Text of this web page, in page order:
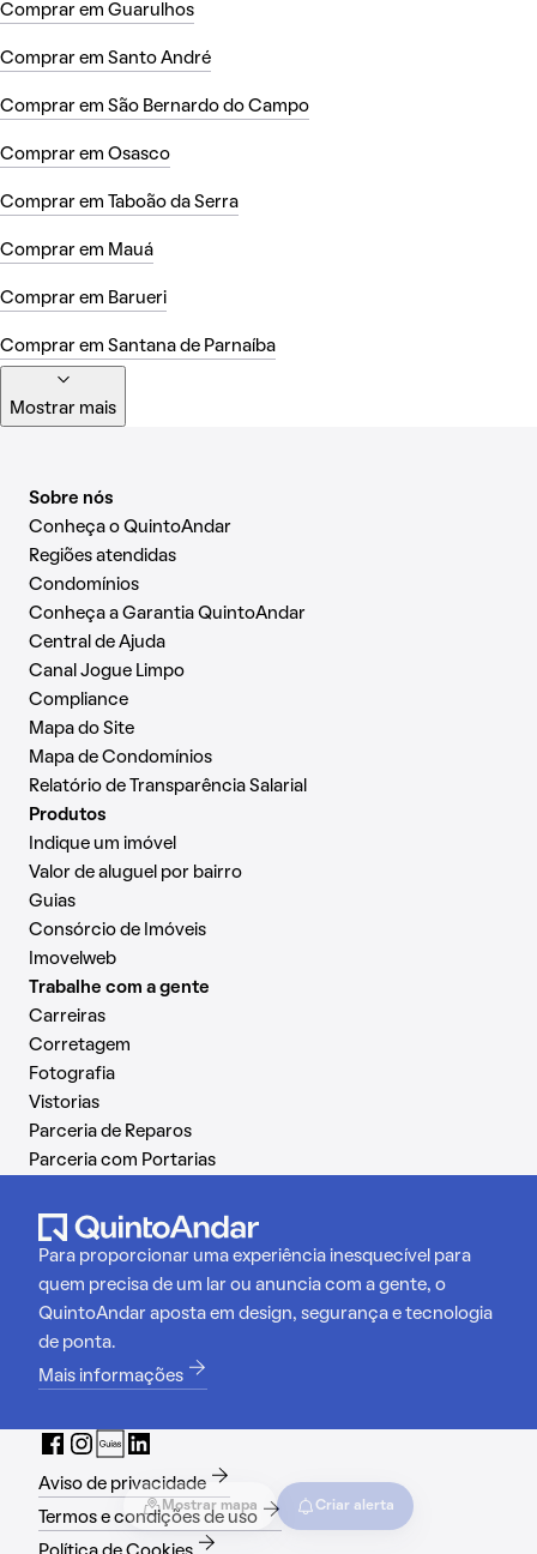
Mostrar mapa Criar alerta
Comprar em Guarulhos
Comprar em Santo André
Comprar em São Bernardo do Campo
Comprar em Osasco
Comprar em Taboão da Serra
Comprar em Mauá
Comprar em Barueri
Comprar em Santana de Parnaíba
Mostrar mais
Sobre nós
Conheça o QuintoAndar
Regiões atendidas
Condomínios
Conheça a Garantia QuintoAndar
Central de Ajuda
Canal Jogue Limpo
Compliance
Mapa do Site
Mapa de Condomínios
Relatório de Transparência Salarial
Produtos
Indique um imóvel
Valor de aluguel por bairro
Guias
Consórcio de Imóveis
Imovelweb
Trabalhe com a gente
Carreiras
Corretagem
Fotografia
Vistorias
Parceria de Reparos
Parceria com Portarias
Para proporcionar uma experiência inesquecível para
quem precisa de um lar ou anuncia com a gente, o
QuintoAndar aposta em design, segurança e tecnologia
de ponta.
Mais informações
Aviso de privacidade
Termos e condições de uso